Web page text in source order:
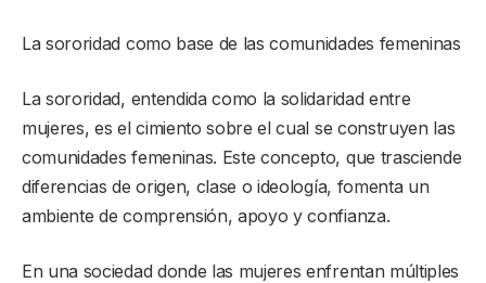
La sororidad como base de las comunidades femeninas
La sororidad, entendida como la solidaridad entre
mujeres, es el cimiento sobre el cual se construyen las
comunidades femeninas. Este concepto, que trasciende
diferencias de origen, clase o ideología, fomenta un
ambiente de comprensión, apoyo y confianza.
En una sociedad donde las mujeres enfrentan múltiples